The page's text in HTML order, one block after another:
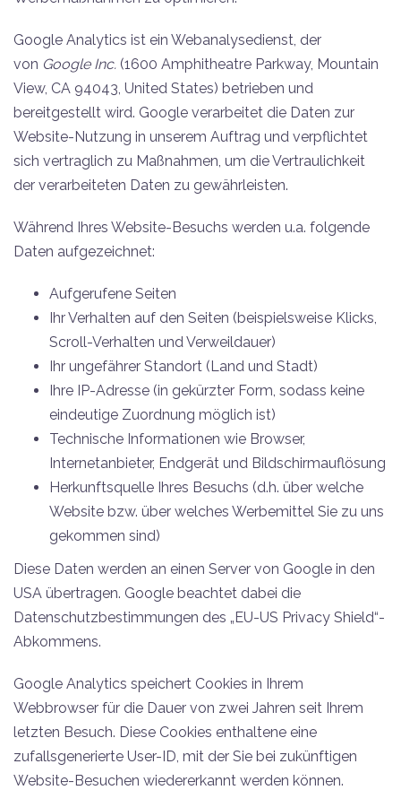
Google Analytics ist ein Webanalysedienst, der
von Google Inc. (1600 Amphitheatre Parkway, Mountain
View, CA 94043, United States) betrieben und
bereitgestellt wird. Google verarbeitet die Daten zur
Website-Nutzung in unserem Auftrag und verpflichtet
sich vertraglich zu Maßnahmen, um die Vertraulichkeit
der verarbeiteten Daten zu gewährleisten.
Während Ihres Website-Besuchs werden u.a. folgende
Daten aufgezeichnet:
Aufgerufene Seiten
Ihr Verhalten auf den Seiten (beispielsweise Klicks,
Scroll-Verhalten und Verweildauer)
Ihr ungefährer Standort (Land und Stadt)
Ihre IP-Adresse (in gekürzter Form, sodass keine
eindeutige Zuordnung möglich ist)
Technische Informationen wie Browser,
Internetanbieter, Endgerät und Bildschirmauflösung
Herkunftsquelle Ihres Besuchs (d.h. über welche
Website bzw. über welches Werbemittel Sie zu uns
gekommen sind)
Diese Daten werden an einen Server von Google in den
USA übertragen. Google beachtet dabei die
Datenschutzbestimmungen des „EU-US Privacy Shield“-
Abkommens.
Google Analytics speichert Cookies in Ihrem
Webbrowser für die Dauer von zwei Jahren seit Ihrem
letzten Besuch. Diese Cookies enthaltene eine
zufallsgenerierte User-ID, mit der Sie bei zukünftigen
Website-Besuchen wiedererkannt werden können.